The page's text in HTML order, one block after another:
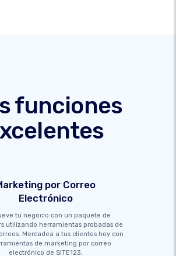
funciones
por Correo
Electrónico
tu negocio con un paquete de
utilizando herramientas probadas de
Mercadea a tus clientes hoy con
de marketing por correo
electrónico de SITE123.